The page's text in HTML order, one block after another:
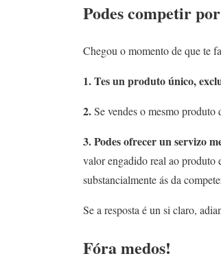
Podes competir
Chegou o momento de que te
1. Tes un produto único,
2.Se vendes o mesmo produto
3. Podes ofrecer un servizo
valor engadido real ao produto
substancialmente ás da
Se a resposta é un si claro,
Fóra medos!